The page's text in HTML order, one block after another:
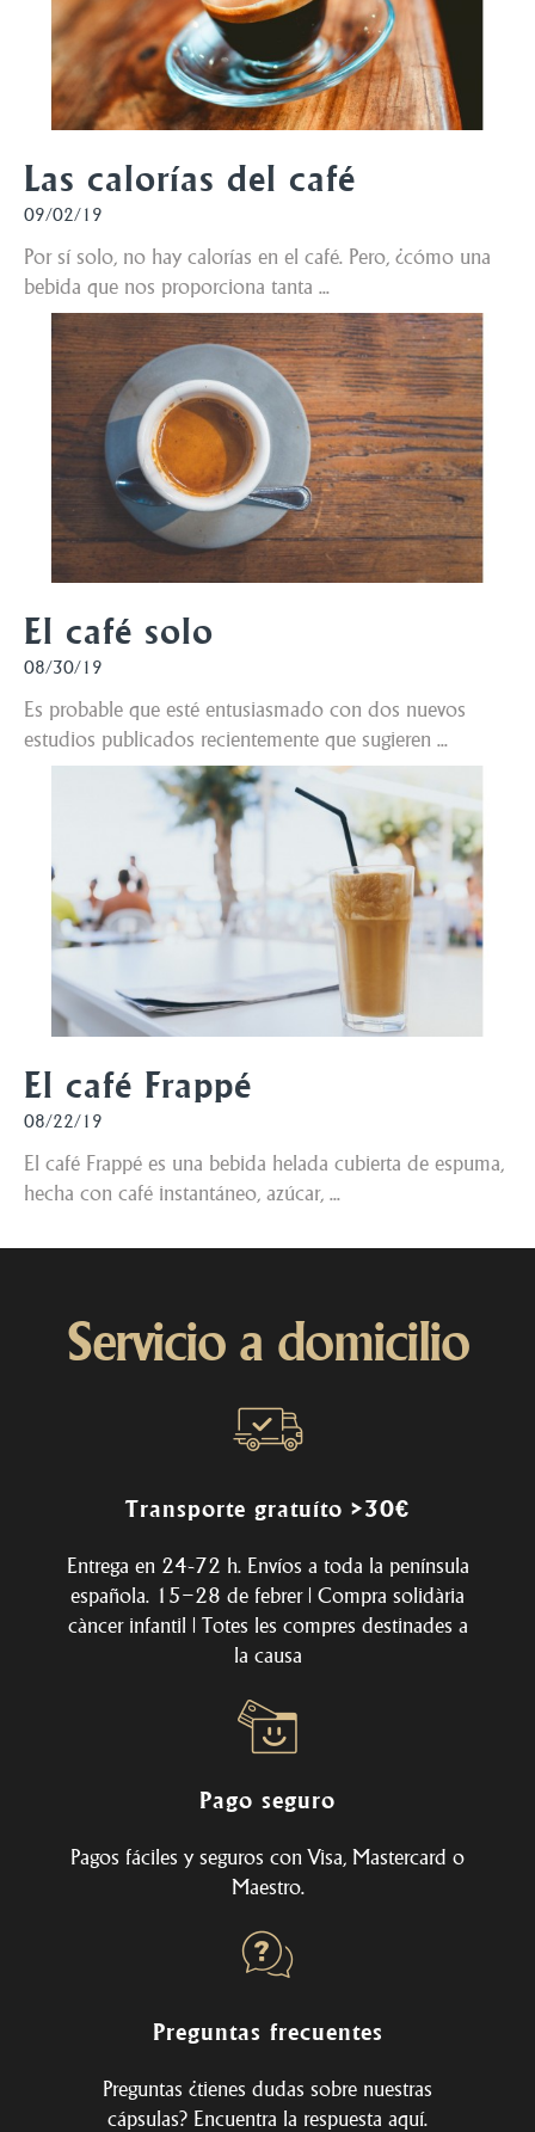
Las calorías del café
09/02/19
Por sí solo, no hay calorías en el café. Pero, ¿cómo una
bebida que nos proporciona tanta ...
El café solo
08/30/19
Es probable que esté entusiasmado con dos nuevos
estudios publicados recientemente que sugieren ...
El café Frappé
08/22/19
El café Frappé es una bebida helada cubierta de espuma,
hecha con café instantáneo, azúcar, ...
Servicio a domicilio
Transporte gratuíto >30€
Entrega en 24-72 h. Envíos a toda la península
española. 15–28 de febrer | Compra solidària
càncer infantil | Totes les compres destinades a
la causa
Pago seguro
Pagos fáciles y seguros con Visa, Mastercard o
Maestro.
Preguntas frecuentes
Preguntas ¿tienes dudas sobre nuestras
cápsulas? Encuentra la respuesta aquí.